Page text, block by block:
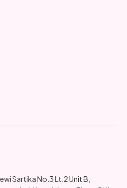
Sartika No.3 Lt.2 Unit B,